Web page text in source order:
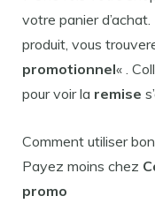
votre panier
produit, vous
promotionnel« .
pour voir la remise
Comment utiliser
Payez moins chez
promo